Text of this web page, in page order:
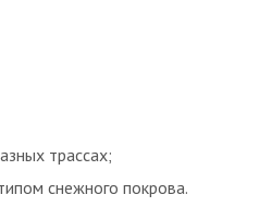
трассах;
снежного покрова.